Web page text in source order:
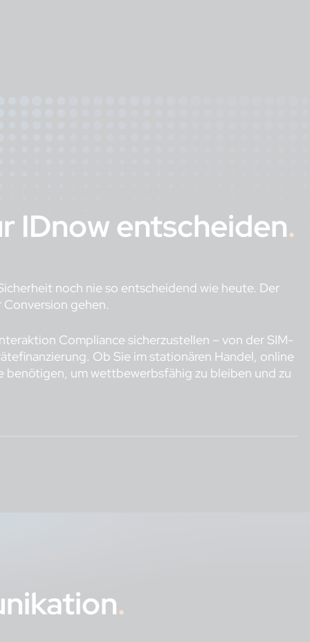
IDnow entscheiden.
noch nie so entscheidend wie heute. Der
gehen.
Compliance sicherzustellen – von der SIM-
Ob Sie im stationären Handel, online
um wettbewerbsfähig zu bleiben und zu
.